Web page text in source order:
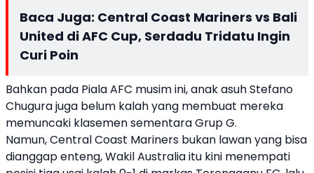
Baca Juga: Central Coast Mariners vs Bali
United di AFC Cup, Serdadu Tridatu Ingin
Curi Poin
Bahkan pada Piala AFC musim ini, anak asuh Stefano
Chugura juga belum kalah yang membuat mereka
memuncaki klasemen sementara Grup G.
Namun, Central Coast Mariners bukan lawan yang bisa
dianggap enteng, Wakil Australia itu kini menempati